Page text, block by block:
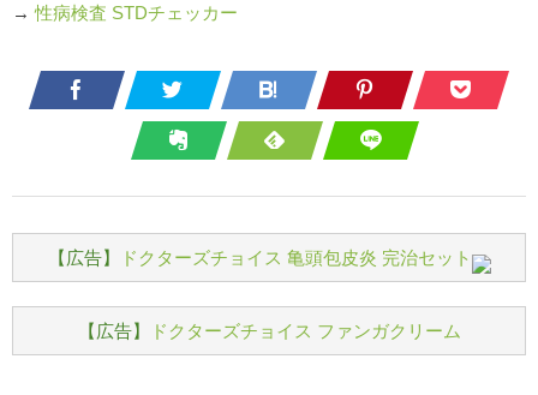
→性病検査 STDチェッカー
【広告】 ドクターズチョイス 亀頭包皮炎 完治セット
【広告】 ドクターズチョイス ファンガクリーム